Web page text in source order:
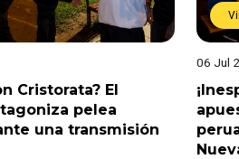
Cristorata? El
pelea
una transmisión
06 Jul